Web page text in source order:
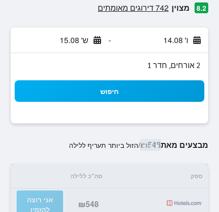
8.2 מצוין 742 דירוגים מאומתים
ו' 14.08 - ש' 15.08
2 אורחים, חדר 1
חיפוש
מבצעים מאת₪548
/הזול ביותר תעריף ללילה
ספק סה"כ ללילה
₪548
אני רוצה
להזמין